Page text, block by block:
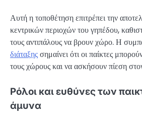
Αυτή η τοποθέτηση επιτρέπει την
κεντρικών περιοχών του γηπέδου,
τους αντιπάλους να βρουν χώρο. Η
διάταξηςσημαίνει ότι οι παίκτες
τους χώρους και να ασκήσουν πίεση
Ρόλοι και ευθύνες των
άμυνα